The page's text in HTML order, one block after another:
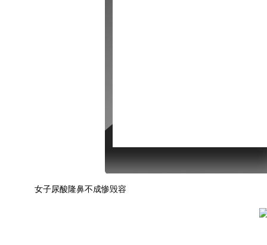
女子尿酸隆鼻不成惨毁容